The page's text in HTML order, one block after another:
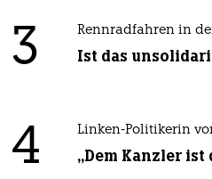
3 Rennradfahren in
Ist das
4 Linken-Politikerin
„Dem Kanzler ist